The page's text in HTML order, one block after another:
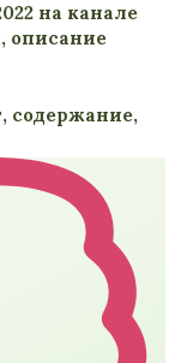
на канале
описание
содержание,